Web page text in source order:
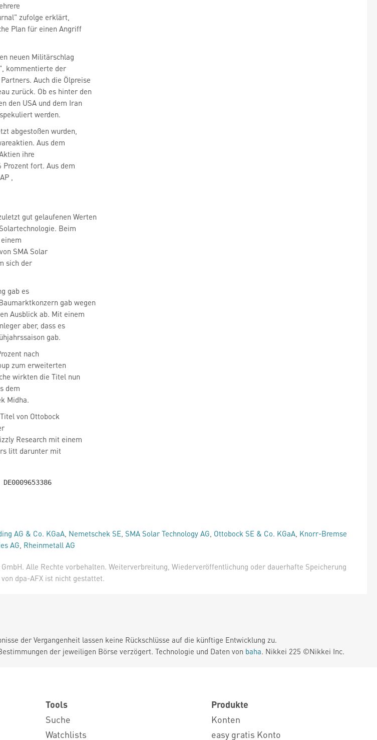
zufolge erklärt,
Plan für einen Angriff
neuen Militärschlag
kommentierte der
Auch die Ölpreise
zurück. Ob es hinter den
den USA und dem Iran
werden.
abgestoßen wurden,
Aus dem
ihre
fort. Aus dem
,
gut gelaufenen Werten
Beim
sich der
gab es
gab wegen
Ausblick ab. Mit einem
aber, dass es
gab.
nach
zum erweiterten
wirkten die Titel nun
dem
Midha.
Research mit einem
litt darunter mit
AG & Co. KGaA, Nemetschek SE, SMA Solar Technology AG, Ottobock SE & Co. KGaA, Knorr-Bremse
AG, Rheinmetall AG
Alle Rechte vorbehalten. Weiterverbreitung, Wiederveröffentlichung oder dauerhafte Speicherung
dpa-AFX ist nicht gestattet.
der Vergangenheit lassen keine Rückschlüsse auf die künftige Entwicklung zu.
der jeweiligen Börse verzögert. Technologie und Daten von baha. Nikkei 225 ©Nikkei Inc.
Tools
Suche
Watchlists
Produkte
Konten
easy gratis Konto